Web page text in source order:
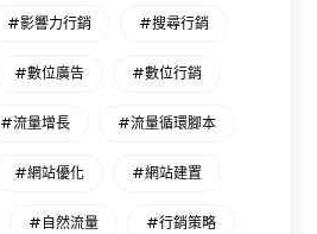
#影響力行銷 #搜尋行銷
#數位廣告 #數位行銷
#流量增長 #流量循環腳本
#網站優化 #網站建置
#自然流量 #行銷策略